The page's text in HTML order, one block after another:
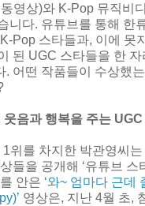
영상)와 K-Pop 뮤직비
니다. 유튜브를 통해 한
Pop 스타들과, 이에 못
된 UGC 스타들을 한
. 어떤 작품들이 수상했
웃음과 행복을 주는
위를 차지한 박관영씨
들을 공개해 ‘유튜브 스
안은 ‘와~ 엄마다 근데
영상은, 지난 4월 초,